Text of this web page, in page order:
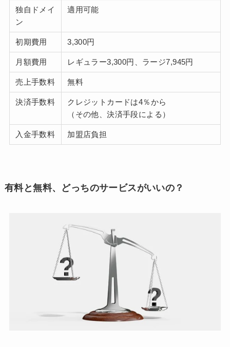
独自ドメイ
ン
適用可能
初期費用 3,300円
月額費用 レギュラー3,300円、ラージ7,945円
売上手数料 無料
決済手数料
クレジットカードは4％から
（その他、決済手段による）
入金手数料 加盟店負担
有料と無料、どっちのサービスがいいの？